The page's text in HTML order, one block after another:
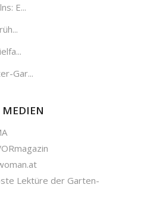
E...
Gar...
MEDIEN
Lektüre der Garten-